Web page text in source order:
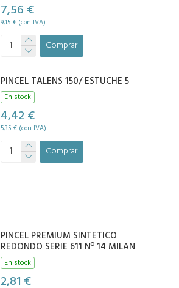
7,56 €
9,15 € (con IVA)
Comprar
PINCEL TALENS 150/ ESTUCHE 5
En stock
4,42 €
5,35 € (con IVA)
Comprar
PINCEL PREMIUM SINTETICO
REDONDO SERIE 611 Nº 14 MILAN
En stock
2,81 €